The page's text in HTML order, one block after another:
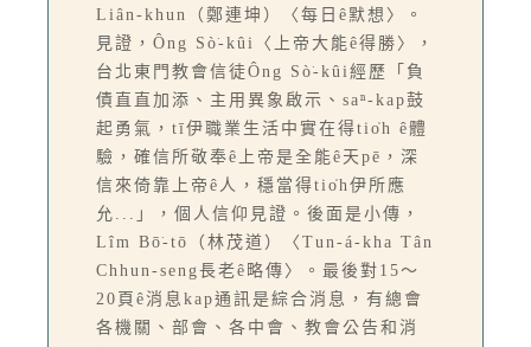
Liân-khun（鄭連坤）〈每日ê默想〉。
見證，Ông Sò͘-kûi〈上帝大能ê得勝〉，
台北東門教會信徒Ông Sò͘-kûi經歷「負
債直直加添、主用異象啟示、saⁿ-kap鼓
起勇氣，tī伊職業生活中實在得tio̍h ê體
驗，確信所敬奉ê上帝是全能ê天pē，深
信來倚靠上帝ê人，穩當得tio̍h伊所應
允...」，個人信仰見證。後面是小傳，
Lîm Bō͘-tō（林茂道）〈Tun-á-kha Tân
Chhun-seng長老ê略傳〉。最後對15～
20頁ê消息kap通訊是綜合消息，有總會
各機關、部會、各中會、教會公告和消